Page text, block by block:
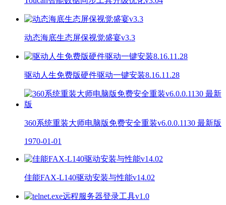
动态海底生态屏保视觉盛宴v3.3
驱动人生免费版硬件驱动一键安装8.16.11.28
360系统重装大师电脑版免费安全重装v6.0.0.1130 最新版
1970-01-01
佳能FAX-L140驱动安装与性能v14.02